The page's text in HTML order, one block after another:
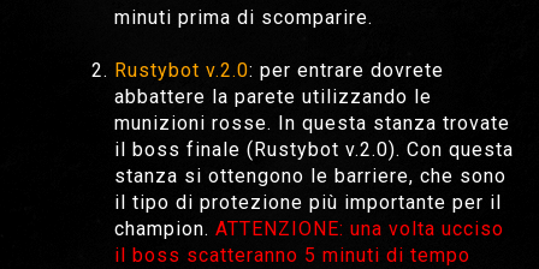
minuti prima di scomparire.
Rustybot v.2.0: per entrare dovrete
abbattere la parete utilizzando le
munizioni rosse. In questa stanza trovate
il boss finale (Rustybot v.2.0). Con questa
stanza si ottengono le barriere, che sono
il tipo di protezione più importante per il
champion. ATTENZIONE: una volta ucciso
il boss scatteranno 5 minuti di tempo